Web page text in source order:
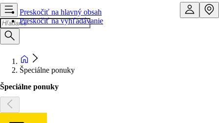
Preskočiť na hlavný obsah
Preskočiť na vyhľadávanie
Špeciálne ponuky
Špeciálne ponuky